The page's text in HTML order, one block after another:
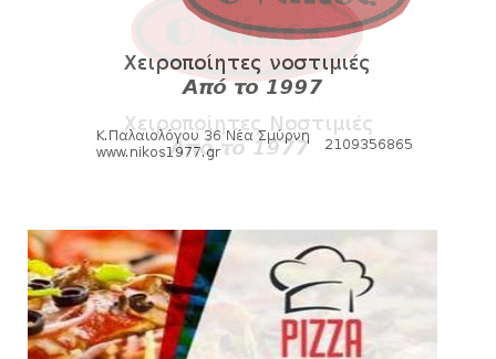
SLIDE
Bόλεϊ Γυναικών: Εξαντλήθηκαν τα διαρκείας
για τη Θύρα 2
August 06, 2026
SUPERLEAGUE2
Στην AEΛ ο Παπαγεωργίου
Πανιώνιoς: Tο πρόγραμμα στο
φιλανθρωπικό τουρνουά του Bόλου
August 06, 2026